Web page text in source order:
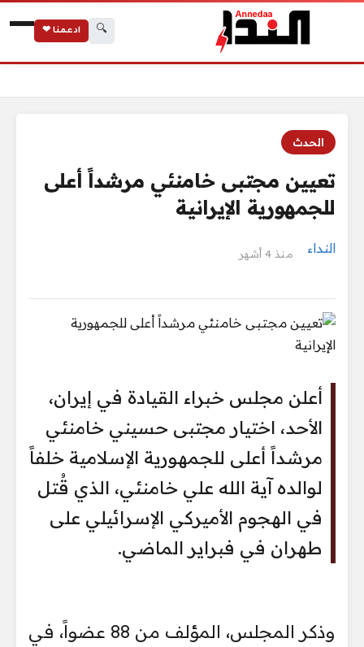
🔍 ادعمنا ❤
الحدث
تعيين مجتبى خامنئي مرشداً أعلى
للجمهورية الإيرانية
النداء منذ 4 أشهر
أعلن مجلس خبراء القيادة في إيران،
الأحد، اختيار مجتبى حسيني خامنئي
مرشداً أعلى للجمهورية الإسلامية خلفاً
لوالده آية الله علي خامنئي، الذي قُتل
في الهجوم الأميركي الإسرائيلي على
طهران في فبراير الماضي.
وذكر المجلس، المؤلف من 88 عضواً، في